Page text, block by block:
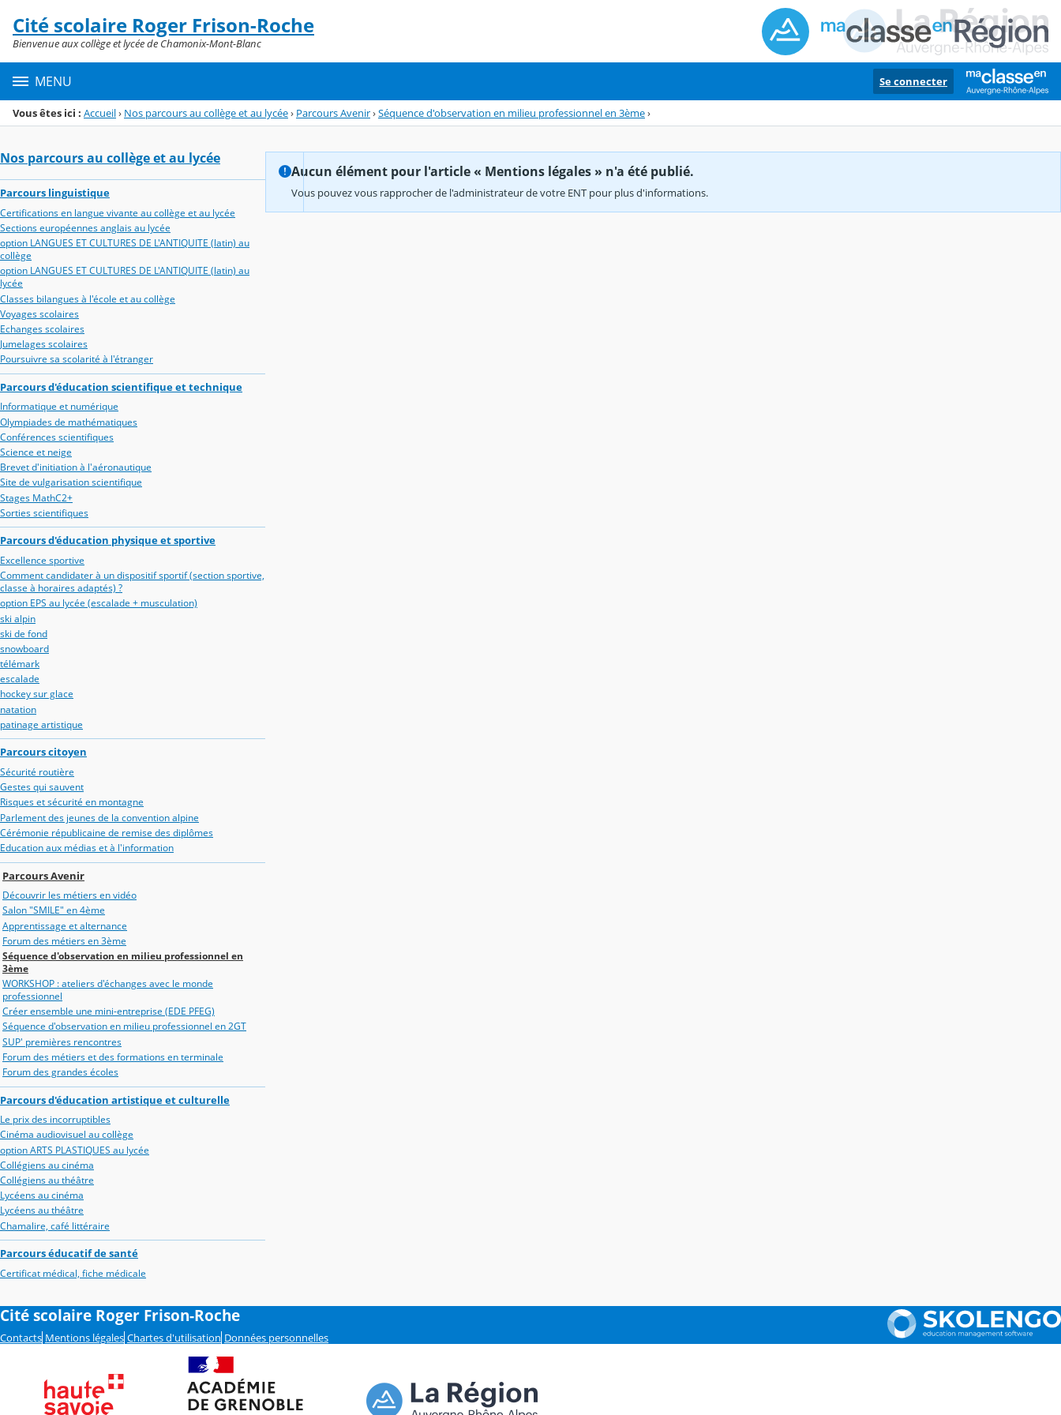
Menu de la rubrique
Contenu
Cité scolaire Roger Frison-Roche
Bienvenue aux collège et lycée de Chamonix-Mont-Blanc
MENU Se connecter
Vous êtes ici : Accueil› Nos parcours au collège et au lycée› Parcours Avenir›Séquence d'observation en milieu professionnel en 3ème›
Nos parcours au collège et au lycée
Parcours linguistique
Certifications en langue vivante au collège et au lycée
Sections européennes anglais au lycée
option LANGUES ET CULTURES DE L'ANTIQUITE (latin) au
collège
option LANGUES ET CULTURES DE L'ANTIQUITE (latin) au
lycée
Classes bilangues à l'école et au collège
Voyages scolaires
Echanges scolaires
Jumelages scolaires
Poursuivre sa scolarité à l'étranger
Parcours d'éducation scientifique et technique
Informatique et numérique
Olympiades de mathématiques
Conférences scientifiques
Science et neige
Brevet d'initiation à l'aéronautique
Site de vulgarisation scientifique
Stages MathC2+
Sorties scientifiques
Parcours d'éducation physique et sportive
Excellence sportive
Comment candidater à un dispositif sportif (section sportive,
classe à horaires adaptés) ?
option EPS au lycée (escalade + musculation)
ski alpin
ski de fond
snowboard
télémark
escalade
hockey sur glace
natation
patinage artistique
Parcours citoyen
Sécurité routière
Gestes qui sauvent
Risques et sécurité en montagne
Parlement des jeunes de la convention alpine
Cérémonie républicaine de remise des diplômes
Education aux médias et à l'information
Parcours Avenir
Découvrir les métiers en vidéo
Salon "SMILE" en 4ème
Apprentissage et alternance
Forum des métiers en 3ème
Séquence d'observation en milieu professionnel en
3ème
WORKSHOP : ateliers d'échanges avec le monde
professionnel
Créer ensemble une mini-entreprise (EDE PFEG)
Séquence d'observation en milieu professionnel en 2GT
SUP' premières rencontres
Forum des métiers et des formations en terminale
Forum des grandes écoles
Parcours d'éducation artistique et culturelle
Le prix des incorruptibles
Cinéma audiovisuel au collège
option ARTS PLASTIQUES au lycée
Collégiens au cinéma
Collégiens au théâtre
Lycéens au cinéma
Lycéens au théâtre
Chamalire, café littéraire
Parcours éducatif de santé
Certificat médical, fiche médicale
Aucun élément pour l'article « Mentions légales » n'a été publié.
Vous pouvez vous rapprocher de l'administrateur de votre ENT pour plus d'informations.
Cité scolaire Roger Frison-Roche
Contacts Mentions légales Chartes d'utilisation Données personnelles